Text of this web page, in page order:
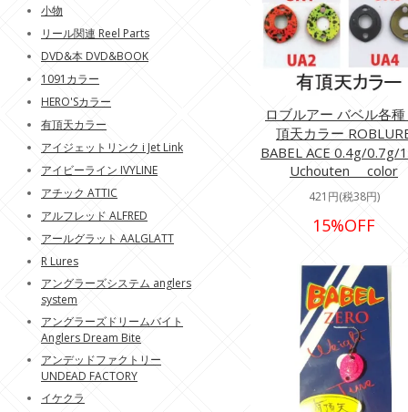
ロブルアー バベル各
頂天カラー
BABEL ACE 0.4g/0.7g/
Uchouten color
421円(税38円)
15%OFF
小物
リール関連 Reel Parts
DVD&本 DVD&BOOK
1091カラー
HERO'Sカラー
有頂天カラー
アイジェットリンク i Jet Link
アイビーライン IVYLINE
アチック ATTIC
アルフレッド ALFRED
アールグラット AALGLATT
R Lures
アングラーズシステム anglers
system
アングラーズドリームバイト
Anglers Dream Bite
アンデッドファクトリー
UNDEAD FACTORY
イケクラ